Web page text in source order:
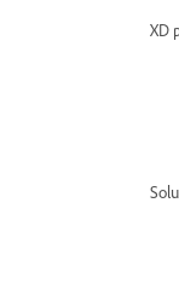
XD